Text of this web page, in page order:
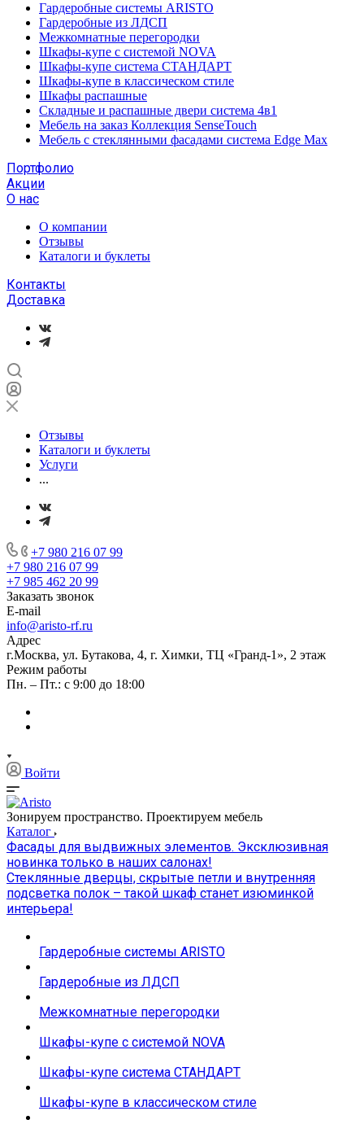
Гардеробные системы ARISTO
Гардеробные из ЛДСП
Межкомнатные перегородки
Шкафы-купе с системой NOVA
Шкафы-купе система СТАНДАРТ
Шкафы-купе в классическом стиле
Шкафы распашные
Складные и распашные двери система 4в1
Мебель на заказ Коллекция SenseTouch
Мебель с стеклянными фасадами система Edge Max
Портфолио
Акции
О нас
О компании
Отзывы
Каталоги и буклеты
Контакты
Доставка
Отзывы
Каталоги и буклеты
Услуги
...
+7 980 216 07 99
+7 980 216 07 99
+7 985 462 20 99
Заказать звонок
E-mail
info@aristo-rf.ru
Адрес
г.Москва, ул. Бутакова, 4, г. Химки, ТЦ «Гранд-1», 2 этаж
Режим работы
Пн. – Пт.: с 9:00 до 18:00
Войти
Зонируем пространство. Проектируем мебель
Каталог
Фасады для выдвижных элементов. Эксклюзивная
новинка только в наших салонах!
Стеклянные дверцы, скрытые петли и внутренняя
подсветка полок – такой шкаф станет изюминкой
интерьера!
Гардеробные системы ARISTO
Гардеробные из ЛДСП
Межкомнатные перегородки
Шкафы-купе с системой NOVA
Шкафы-купе система СТАНДАРТ
Шкафы-купе в классическом стиле